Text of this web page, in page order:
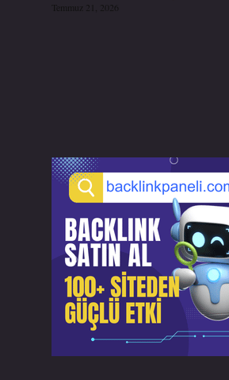
Temmuz 21, 2026